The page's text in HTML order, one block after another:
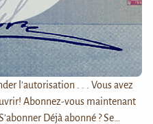
l'autorisation . . . Vous avez
Abonnez-vous maintenant
Déjà abonné ? Se…